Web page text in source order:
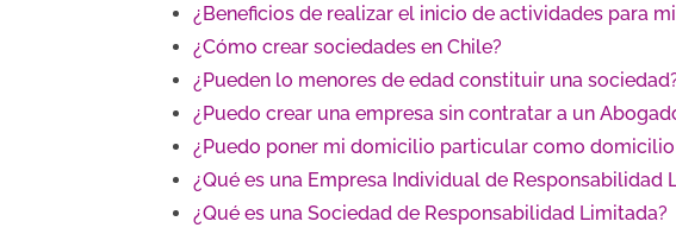
¿Beneficios de realizar el inicio de actividades para
¿Cómo crear sociedades en Chile?
¿Pueden lo menores de edad constituir una
¿Puedo crear una empresa sin contratar a un
¿Puedo poner mi domicilio particular como
¿Qué es una Empresa Individual de Responsabilidad
¿Qué es una Sociedad de Responsabilidad Limitada?